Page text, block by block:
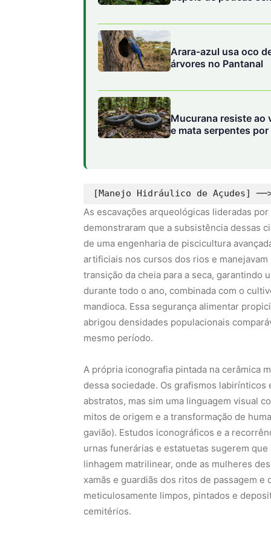
Arara-azul usa oco
árvores no Pantanal
Mucurana resiste ao
e mata serpentes
As escavações arqueológicas lideradas
demonstraram que a subsistência dessas
de uma engenharia de piscicultura
artificiais nos cursos dos rios e
transição da cheia para a seca, garantindo
durante todo o ano, combinada com o
mandioca. Essa segurança alimentar
abrigou densidades populacionais
mesmo período.
A própria iconografia pintada na cerâmica
dessa sociedade. Os grafismos
abstratos, mas sim uma linguagem visual
mitos de origem e a transformação de
gavião). Estudos iconográficos e a
urnas funerárias e estatuetas sugerem
linhagem matrilinear, onde as mulheres
xamãs e guardiãs dos ritos de passagem
meticulosamente limpos, pintados e
cemitérios.